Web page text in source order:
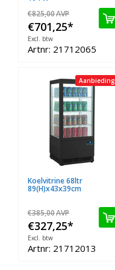
€825,00AVP
€701,25*
Excl. btw
Artnr: 21712065
Aanbieding
Koelvitrine 68ltr
89(H)x43x39cm
€385,00AVP
€327,25*
Excl. btw
Artnr: 21712013